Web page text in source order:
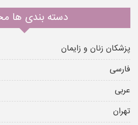
دسته بندی ها
پزشکان زنان و زایمان
فارسی
عربی
تهران